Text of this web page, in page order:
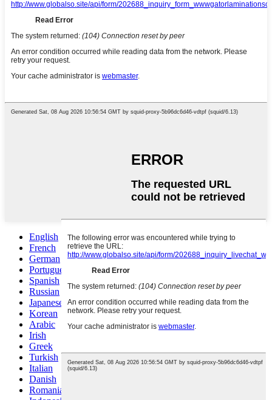
English
French
German
Portuguese
Spanish
Russian
Japanese
Korean
Arabic
Irish
Greek
Turkish
Italian
Danish
Romanian